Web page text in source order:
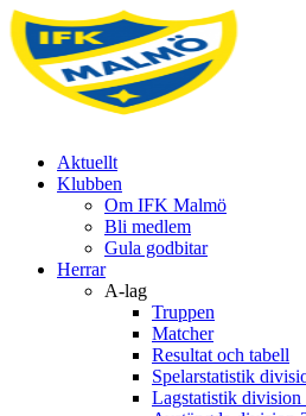
Aktuellt
Klubben
Om IFK Malmö
Bli medlem
Gula godbitar
Herrar
A-lag
Truppen
Matcher
Resultat och tabell
Spelarstatistik
Lagstatistik division